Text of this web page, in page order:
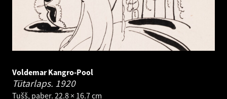
Voldemar Kangro-Pool
Tütarlaps. 1920
Tušš, paber. 22.8 × 16.7 cm